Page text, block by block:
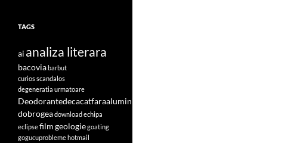
TAGS
ai analiza literara
bacoviabarbut
curios scandalos
degeneratia urmatoare
Deodorantedecacatfaraaluminiu
dobrogeadownloadechipa
eclipsefilmgeologiegoating
gogucuproblemehotmail